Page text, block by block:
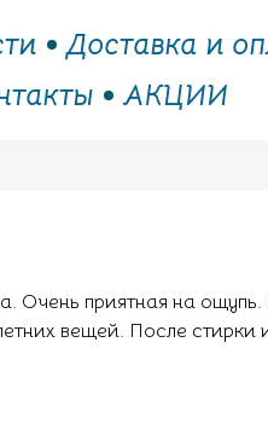
Доставка и
АКЦИИ
Очень приятная на
вещей. После